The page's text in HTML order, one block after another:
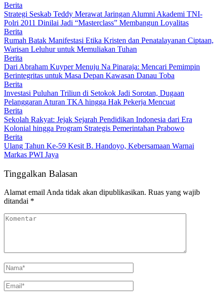
Berita
Strategi Seskab Teddy Merawat Jaringan Alumni Akademi TNI-
Polri 2011 Dinilai Jadi “Masterclass” Membangun Loyalitas
Berita
Rumah Batak Manifestasi Etika Kristen dan Penatalayanan Ciptaan,
Warisan Leluhur untuk Memuliakan Tuhan
Berita
Dari Abraham Kuyper Menuju Na Pinaraja: Mencari Pemimpin
Berintegritas untuk Masa Depan Kawasan Danau Toba
Berita
Investasi Puluhan Triliun di Setokok Jadi Sorotan, Dugaan
Pelanggaran Aturan TKA hingga Hak Pekerja Mencuat
Berita
Sekolah Rakyat: Jejak Sejarah Pendidikan Indonesia dari Era
Kolonial hingga Program Strategis Pemerintahan Prabowo
Berita
Ulang Tahun Ke-59 Kesit B. Handoyo, Kebersamaan Warnai
Markas PWI Jaya
Tinggalkan Balasan
Alamat email Anda tidak akan dipublikasikan. Ruas yang wajib
ditandai *